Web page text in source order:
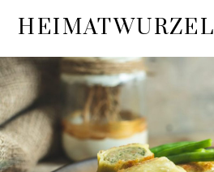
content
HEIMATWURZEL